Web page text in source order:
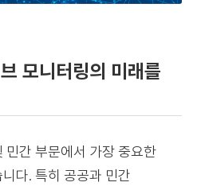
모니터링의 미래를
민간 부문에서 가장 중요한
다. 특히 공공과 민간